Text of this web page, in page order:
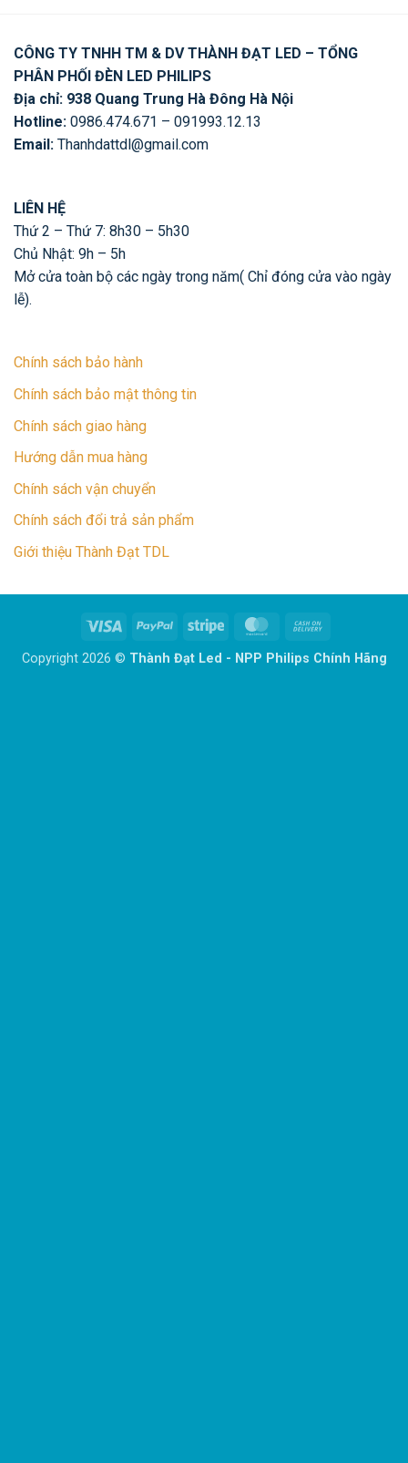
CÔNG TY TNHH TM & DV THÀNH ĐẠT LED – TỔNG
PHÂN PHỐI ĐÈN LED PHILIPS
Địa chỉ: 938 Quang Trung Hà Đông Hà Nội
Hotline: 0986.474.671 – 091993.12.13
Email: Thanhdattdl@gmail.com
LIÊN HỆ
Thứ 2 – Thứ 7: 8h30 – 5h30
Chủ Nhật: 9h – 5h
Mở cửa toàn bộ các ngày trong năm( Chỉ đóng cửa vào ngày
lễ).
Chính sách bảo hành
Chính sách bảo mật thông tin
Chính sách giao hàng
Hướng dẫn mua hàng
Chính sách vận chuyển
Chính sách đổi trả sản phẩm
Giới thiệu Thành Đạt TDL
Visa PayPal Stripe MasterCard
Delivery
Copyright 2026 © Thành Đạt Led - NPP Philips Chính Hãng